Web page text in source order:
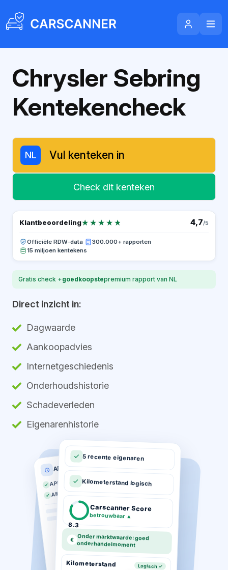
Chrysler Sebring
Kentekencheck
NL
Check dit kenteken
Klantbeoordeling★★★★★
★★★★★ 4,7/5
Officiële RDW-data·
300.000+ rapporten
15 miljoen kentekens
Gratis check +goedkoopstepremium rapport van NL
Direct inzicht in:
Dagwaarde
Aankoopadvies
Internetgeschiedenis
Onderhoudshistorie
Schadeverleden
Eigenarenhistorie
APK historie
APK geldig tot 03-2026
Altijd op tijd gekeurd
5 recente eigenaren
Kilometerstand logisch
8.3
Carscanner Score
betrouwbaar ▲
€ Onder marktwaarde: goed
onderhandelmoment
Kilometerstand Logisch ✓